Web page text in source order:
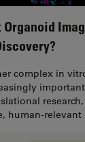
Organoid
complex in
human-